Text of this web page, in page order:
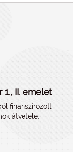
II. emelet
finanszírozott
átvétele.